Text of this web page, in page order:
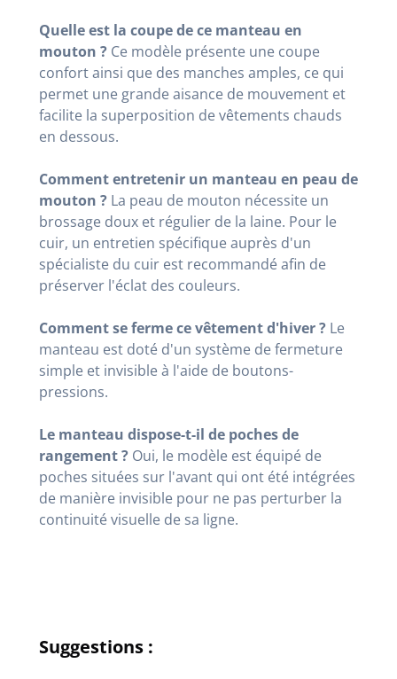
Quelle est la coupe de ce manteau en
mouton ? Ce modèle présente une coupe
confort ainsi que des manches amples, ce qui
permet une grande aisance de mouvement et
facilite la superposition de vêtements chauds
en dessous.
Comment entretenir un manteau en peau de
mouton ? La peau de mouton nécessite un
brossage doux et régulier de la laine. Pour le
cuir, un entretien spécifique auprès d'un
spécialiste du cuir est recommandé afin de
préserver l'éclat des couleurs.
Comment se ferme ce vêtement d'hiver ? Le
manteau est doté d'un système de fermeture
simple et invisible à l'aide de boutons-
pressions.
Le manteau dispose-t-il de poches de
rangement ? Oui, le modèle est équipé de
poches situées sur l'avant qui ont été intégrées
de manière invisible pour ne pas perturber la
continuité visuelle de sa ligne.
Suggestions :